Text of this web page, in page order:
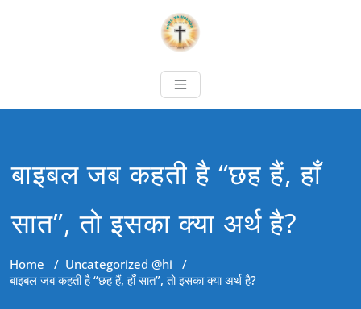
बाइबल जब कहती है “छह हैं, हाँ
सात”, तो इसका क्या अर्थ है?
Home / Uncategorized @hi /
बाइबल जब कहती है “छह हैं, हाँ सात”, तो इसका क्या अर्थ है?